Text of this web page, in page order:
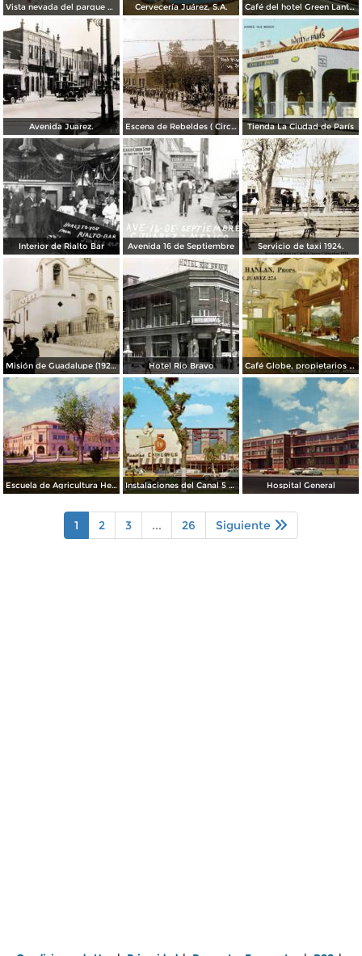
Vista nevada del parque El Chamizal Cervecería Juárez, S.A. Café del hotel Green Lantern Inn
Avenida Juarez. Escena de Rebeldes ( Circulada el 8 de Diciembre de 1913 ). Tienda La Ciudad de París
Interior de Rialto Bar Avenida 16 de Septiembre Servicio de taxi 1924.
Misión de Guadalupe (1924) Hotel Rio Bravo Café Globe, propietarios Mooney & Hanlan
Escuela de Agricultura Hermanos Escobar Instalaciones del Canal 5 XEJ TV Hospital General
1 2 3 ... 26 Siguiente